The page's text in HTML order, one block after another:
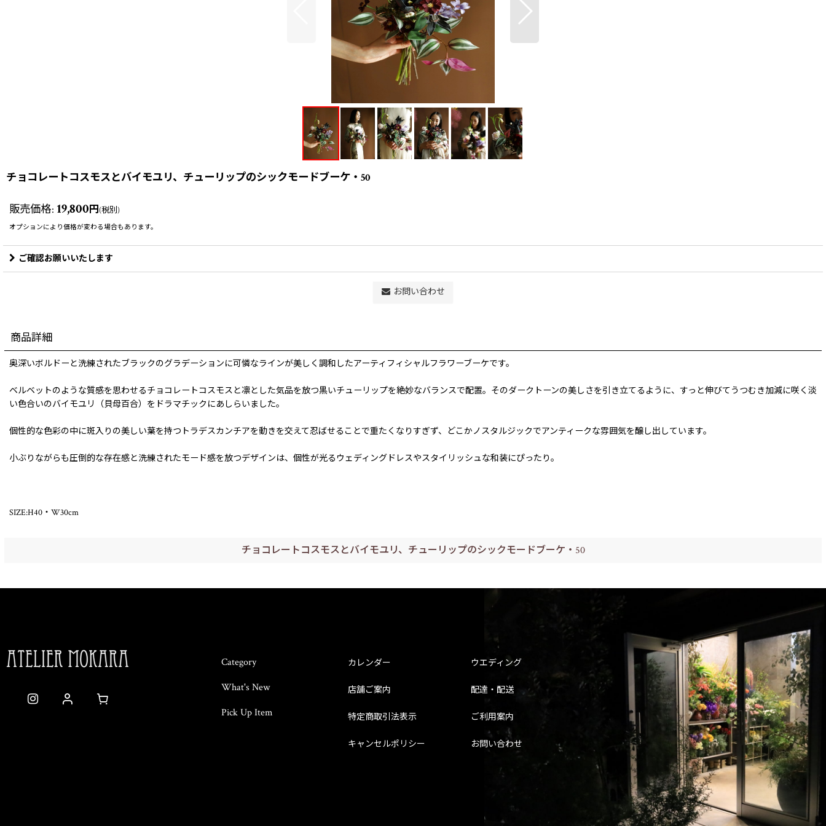
チョコレートコスモスとバイモユリ、チューリップのシックモードブーケ・50
チョコレートコスモスとバイモユリ、チューリップのシックモードブーケ・50
販売価格: 19,800円(税別)
オプションにより価格が変わる場合もあります。
ご確認お願いいたします
お問い合わせ
商品詳細
奥深いボルドーと洗練されたブラックのグラデーションに可憐なラインが美しく調和したアーティフィシャルフラワーブーケです。
ベルベットのような質感を思わせるチョコレートコスモスと凛とした気品を放つ黒いチューリップを絶妙なバランスで配置。そのダークトーンの美しさを引き立てるように、すっと伸びてうつむき加減に咲く淡
い色合いのバイモユリ（貝母百合）をドラマチックにあしらいました。
個性的な色彩の中に斑入りの美しい葉を持つトラデスカンチアを動きを交えて忍ばせることで重たくなりすぎず、どこかノスタルジックでアンティークな雰囲気を醸し出しています。
小ぶりながらも圧倒的な存在感と洗練されたモード感を放つデザインは、個性が光るウェディングドレスやスタイリッシュな和装にぴったり。
SIZE:H40・W30cm
Category
What's New
Pick Up Item
カレンダー ウエディング
店舗ご案内 配達・配送
特定商取引法表示 ご利用案内
キャンセルポリシー お問い合わせ